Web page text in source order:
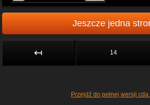
Jeszcze jedna
↤ 14
Przejdź do pełnej wersji